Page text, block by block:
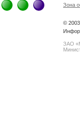
Зона
©
ЗАО